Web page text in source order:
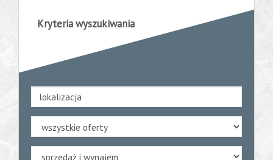
Kryteria wyszukiwania